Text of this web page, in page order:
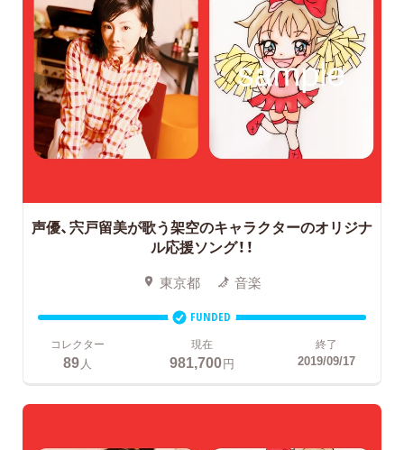
声優、宍戸留美が歌う架空のキャラクターのオリジナ
ル応援ソング！！
東京都 音楽
FUNDED
コレクター
89人
現在
981,700円
終了
2019/09/17